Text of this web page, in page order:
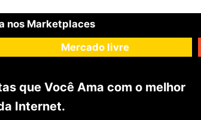
nos Marketplaces
Mercado livre
que Você Ama com o melhor
Internet.